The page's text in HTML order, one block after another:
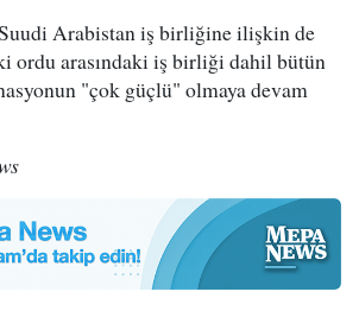
Arabistan iş birliğine ilişkin de
ordu arasındaki iş birliği dahil bütün
"çok güçlü" olmaya devam